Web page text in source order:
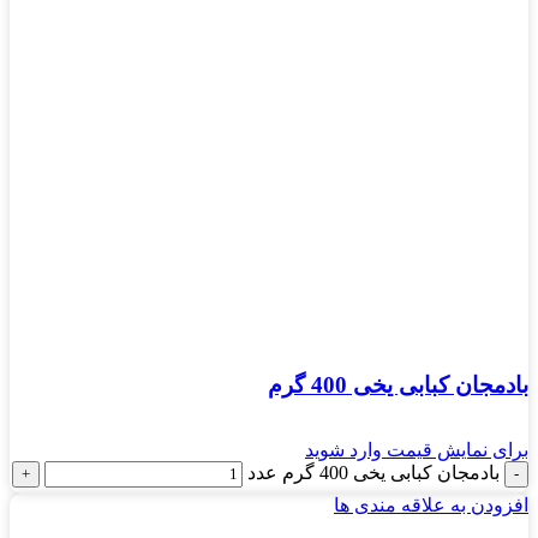
بادمجان کبابی یخی 400 گرم
برای نمایش قیمت وارد شوید
بادمجان کبابی یخی 400 گرم عدد
افزودن به علاقه مندی ها